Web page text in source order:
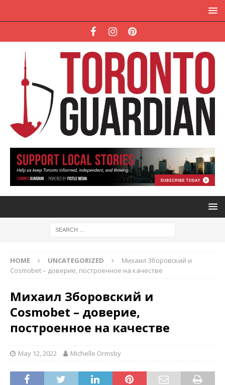
HOME UNCATEGORIZED
Михаил Зборовский и
Cosmobet – доверие, построенное на качестве
Михаил Зборовский и
Cosmobet – доверие,
построенное на качестве
May 12, 2022 Michelle Ormsby